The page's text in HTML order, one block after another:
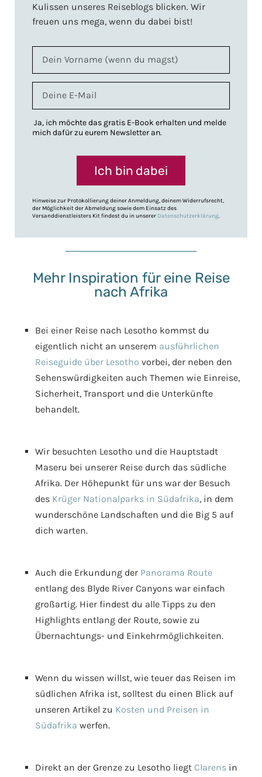
Kulissen unseres Reiseblogs blicken. Wir
freuen uns mega, wenn du dabei bist!
Ja, ich möchte das gratis E-Book erhalten und melde
mich dafür zu eurem Newsletter an.
Ich bin dabei
Hinweise zur Protokollierung deiner Anmeldung, deinem Widerrufsrecht,
der Möglichkeit der Abmeldung sowie dem Einsatz des
Versanddienstleisters Kit findest du in unserer Datenschutzerklärung.
Mehr Inspiration für eine Reise
nach Afrika
Bei einer Reise nach Lesotho kommst du
eigentlich nicht an unserem ausführlichen
Reiseguide über Lesotho vorbei, der neben den
Sehenswürdigkeiten auch Themen wie Einreise,
Sicherheit, Transport und die Unterkünfte
behandelt.
Wir besuchten Lesotho und die Hauptstadt
Maseru bei unserer Reise durch das südliche
Afrika. Der Höhepunkt für uns war der Besuch
des Krüger Nationalparks in Südafrika, in dem
wunderschöne Landschaften und die Big 5 auf
dich warten.
Auch die Erkundung der Panorama Route
entlang des Blyde River Canyons war einfach
großartig. Hier findest du alle Tipps zu den
Highlights entlang der Route, sowie zu
Übernachtungs- und Einkehrmöglichkeiten.
Wenn du wissen willst, wie teuer das Reisen im
südlichen Afrika ist, solltest du einen Blick auf
unseren Artikel zu Kosten und Preisen in
Südafrika werfen.
Direkt an der Grenze zu Lesotho liegt Clarens in